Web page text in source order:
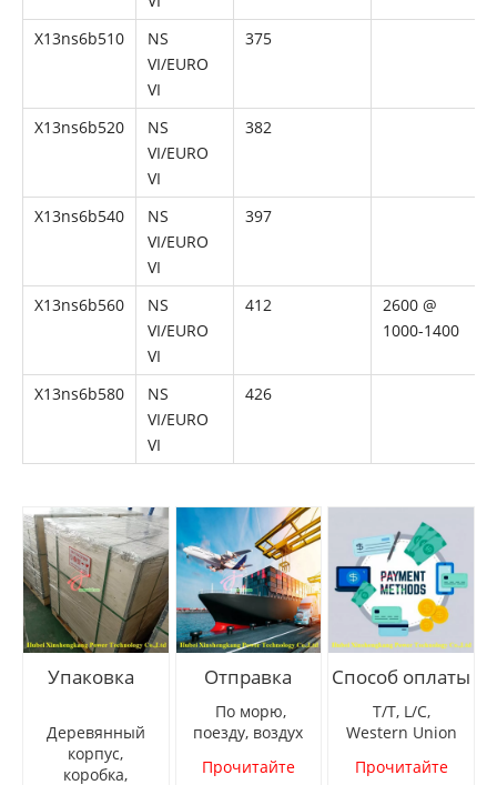
X13ns6b510
NS
VI/EURO
VI
375
X13ns6b520
NS
VI/EURO
VI
382
X13ns6b540
NS
VI/EURO
VI
397
X13ns6b560
NS
VI/EURO
VI
412
2600 @
1000-1400
X13ns6b580
NS
VI/EURO
VI
426
Упаковка
Деревянный
корпус,
коробка,
Отправка
По морю,
поезду, воздух
Прочитайте
Способ оплаты
T/T, L/C,
Western Union
Прочитайте